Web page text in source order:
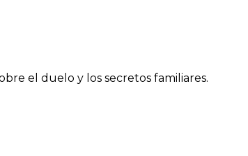
el duelo y los secretos familiares.